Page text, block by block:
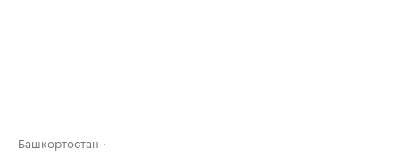
Башкортостан